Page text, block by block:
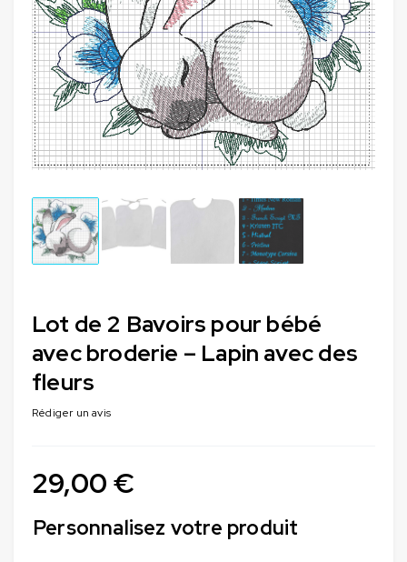
Lot de 2 Bavoirs pour bébé
avec broderie – Lapin avec des
fleurs
Rédiger un avis
29,00 €
Personnalisez votre produit